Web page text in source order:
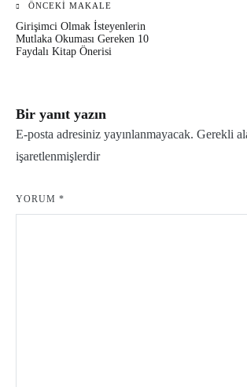
Yazı
gezinmesi
ÖNCEKI MAKALE
Girişimci Olmak İsteyenlerin
Mutlaka Okuması Gereken 10
Faydalı Kitap Önerisi
Bir yanıt yazın
E-posta adresiniz yayınlanmayacak. Gerekli
işaretlenmişlerdir
YORUM *